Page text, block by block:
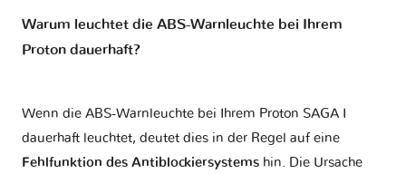
Warum leuchtet die ABS-Warnleuchte bei Ihrem
Proton dauerhaft?
Wenn die ABS-Warnleuchte bei Ihrem Proton SAGA I
dauerhaft leuchtet, deutet dies in der Regel auf eine
Fehlfunktion des Antiblockiersystems hin. Die Ursache